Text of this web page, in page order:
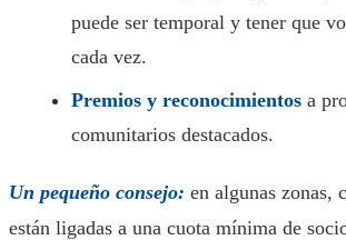
puede ser temporal y tener que
cada vez.
Premios y reconocimientos a
comunitarios destacados.
Un pequeño consejo: en algunas zonas,
están ligadas a una cuota mínima de